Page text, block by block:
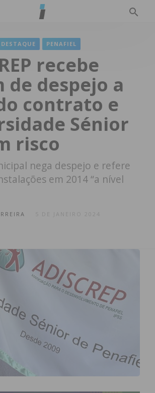
DESTAQUE PENAFIEL
recebe
de despejo a
contrato e
Sénior
risco
nega despejo e refere
em 2014 “a nível
5 DE JANEIRO 2024